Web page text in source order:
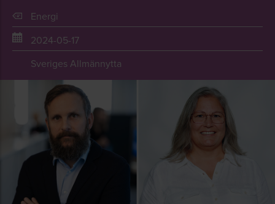
Energi
2024-05-17
Sveriges Allmännytta